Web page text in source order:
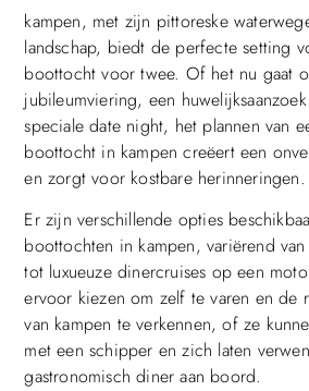
kampen, met zijn pittoreske
landschap, biedt de perfecte setting
boottocht voor twee. Of het nu gaat
jubileumviering, een
speciale date night, het plannen van
boottocht in kampen creëert een
en zorgt voor kostbare herinneringen.
Er zijn verschillende opties
boottochten in kampen, variërend
tot luxueuze dinercruises op een
ervoor kiezen om zelf te varen en de
van kampen te verkennen, of ze
met een schipper en zich laten
gastronomisch diner aan boord.